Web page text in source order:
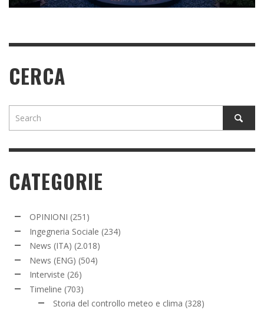
CERCA
CATEGORIE
OPINIONI (251)
Ingegneria Sociale (234)
News (ITA) (2.018)
News (ENG) (504)
Interviste (26)
Timeline (703)
Storia del controllo meteo e clima (328)